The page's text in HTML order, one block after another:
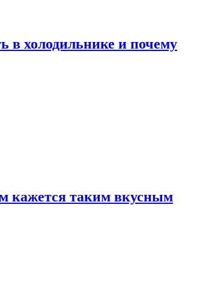
в холодильнике и почему
кажется таким вкусным